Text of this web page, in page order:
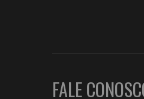
FALE